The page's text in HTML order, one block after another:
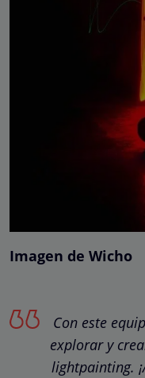
Imagen de Wicho
Con este
explorar y
lightpainting.